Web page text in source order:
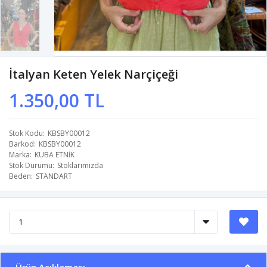
İtalyan Keten Yelek Narçiçeği
1.350,00 TL
Stok Kodu KBSBY00012
Barkod KBSBY00012
Marka KUBA ETNİK
Stok Durumu Stoklarımızda
Beden STANDART